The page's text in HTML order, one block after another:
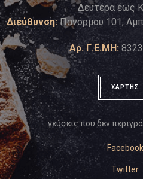
Δευτέρα έως
Διεύθυνση: Πανόρμου 101,
Αρ. Γ.Ε.ΜΗ:
ΧΑΡΤΗΣ
…γεύσεις που δεν
Facebook
Twitter